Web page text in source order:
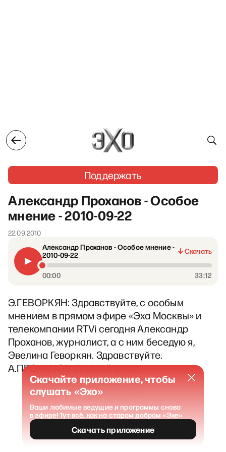
Поддержать
Александр Проханов - Особое
мнение - 2010-09-22
22.09.2010
Александр Проханов - Особое мнение -
2010-09-22
Скачать
00:00 33:12
Э.ГЕВОРКЯН: Здравствуйте, с особым
мнением в прямом эфире «Эха Москвы» и
телекомпании RTVi сегодня Александр
Проханов, журналист, а с ним беседую я,
Эвелина Геворкян. Здравствуйте.
А.ПРОХАНОВ: Добрый день.
Скачайте приложение, чтобы
слушать «Эхо»
Ваши любимые ведущие и программы снова
в эфире! Тут всё, как на старом добром «Эхе»
Скачать приложение